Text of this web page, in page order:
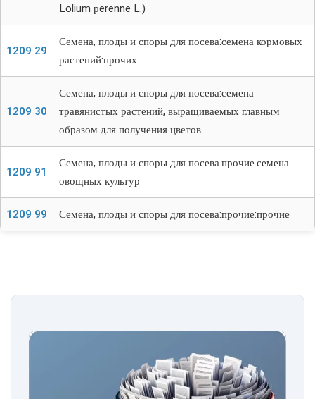
Lolium рerenne L.)
1209 29
Семена, плоды и споры для посева:семена кормовых
растений:прочих
1209 30
Семена, плоды и споры для посева:семена
травянистых растений, выращиваемых главным
образом для получения цветов
1209 91
Семена, плоды и споры для посева:прочие:семена
овощных культур
1209 99 Семена, плоды и споры для посева:прочие:прочие